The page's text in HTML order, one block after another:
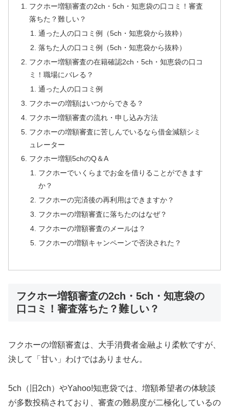
フクホー増額審査の2ch・5ch・知恵袋の口コミ！審査
落ちた？難しい？
通った人の口コミ例（5ch・知恵袋から抜粋）
落ちた人の口コミ例（5ch・知恵袋から抜粋）
フクホー増額審査の在籍確認2ch・5ch・知恵袋の口コ
ミ！職場にバレる？
通った人の口コミ例
フクホーの増額はいつからできる？
フクホー増額審査の流れ・申し込み方法
フクホーの増額審査に苦しんでいるなら借金減額シミ
ュレーター
フクホー増額5chのQ＆A
フクホーでいくらまでお金を借りることができます
か？
フクホーの完済後の再利用はできますか？
フクホーの増額審査に落ちたのはなぜ？
フクホーの増額審査のメールは？
フクホーの増額キャンペーンで否決された？
フクホー増額審査の2ch・5ch・知恵袋の
口コミ！審査落ちた？難しい？
フクホーの増額審査は、大手消費者金融より柔軟ですが、
決して「甘い」わけではありません。
5ch（旧2ch）やYahoo!知恵袋では、増額希望者の体験談
が多数投稿されており、審査の難易度が二極化しているの